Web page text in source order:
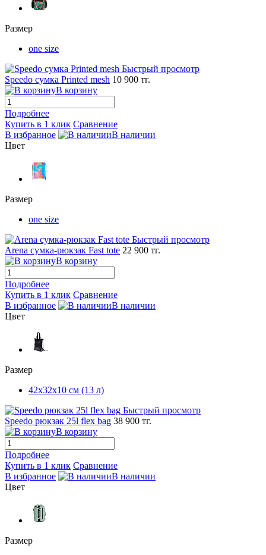
Размер
one size
Быстрый просмотр
Speedo сумка Printed mesh 10 900 тг.
В корзину
Подробнее
Купить в 1 клик Сравнение
В избранное
В наличии
Цвет
Размер
one size
Быстрый просмотр
Arena сумка-рюкзак Fast tote 22 900 тг.
В корзину
Подробнее
Купить в 1 клик Сравнение
В избранное
В наличии
Цвет
Размер
42х32х10 см (13 л)
Быстрый просмотр
Speedo рюкзак 25l flex bag 38 900 тг.
В корзину
Подробнее
Купить в 1 клик Сравнение
В избранное
В наличии
Цвет
Размер